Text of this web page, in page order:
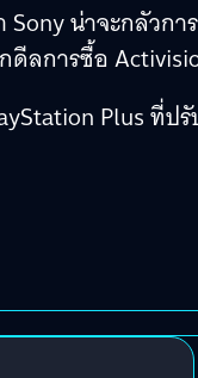
น่าจะกลัวก
ลการซื้อ
Plus ที่ป